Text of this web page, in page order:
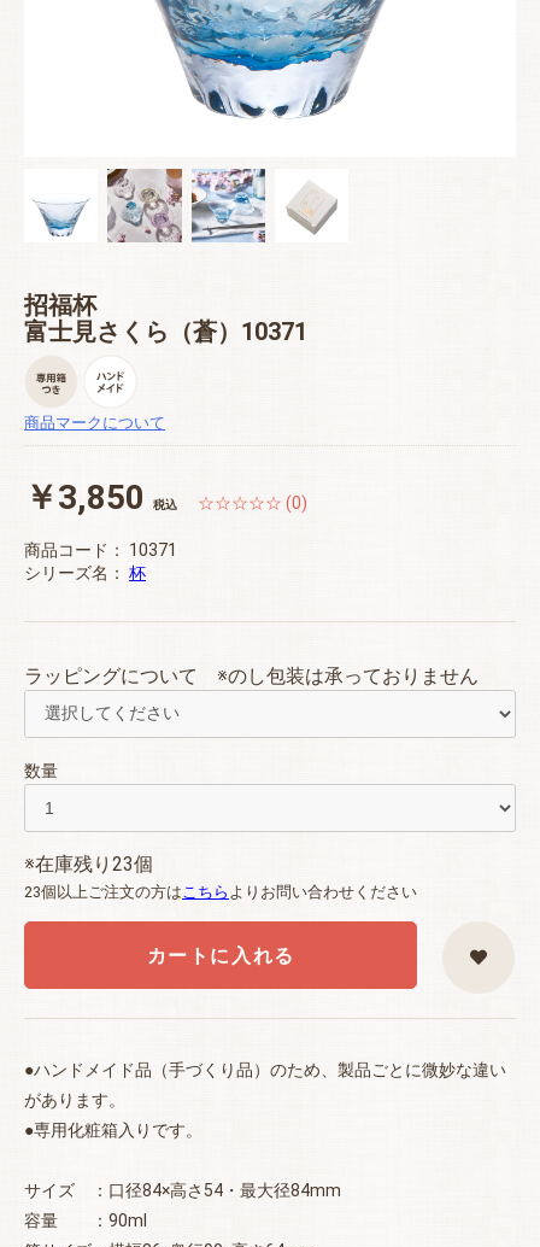
招福杯
富士見さくら（蒼）10371
商品マークについて
￥3,850 税込 ☆☆☆☆☆ (0)
商品コード： 10371
シリーズ名： 杯
ラッピングについて ※のし包装は承っておりません
数量
※在庫残り23個
23個以上ご注文の方はこちら よりお問い合わせください
カートに入れる
●ハンドメイド品（手づくり品）のため、製品ごとに微妙な違い
があります。
●専用化粧箱入りです。
サイズ ：口径84×高さ54・最大径84mm
容量 ：90ml